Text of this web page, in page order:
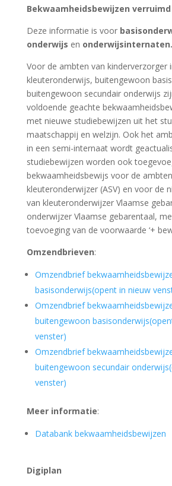
Bekwaamheidsbewijzen verruimd
Deze informatie is voor
onderwijs en onderwijsinternaten.
Voor de ambten van kinderverzorger
kleuteronderwijs, buitengewoon
buitengewoon secundair onderwijs
voldoende geachte
met nieuwe studiebewijzen uit het
maatschappij en welzijn. Ook het
in een semi-internaat wordt
studiebewijzen worden ook
bekwaamheidsbewijs voor de
kleuteronderwijzer (ASV) en voor de
van kleuteronderwijzer Vlaamse
onderwijzer Vlaamse gebarentaal,
toevoeging van de voorwaarde ‘+
Omzendbrieven:
Omzendbrief
basisonderwijs(opent in nieuw
Omzendbrief
buitengewoon
venster)
Omzendbrief
buitengewoon secundair
venster)
Meer informatie:
Databank bekwaamheidsbewijzen
Digiplan